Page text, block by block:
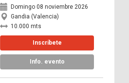
Domingo 08 noviembre 2026
Gandia (Valencia)
10.000 mts
Inscríbete
Info. evento